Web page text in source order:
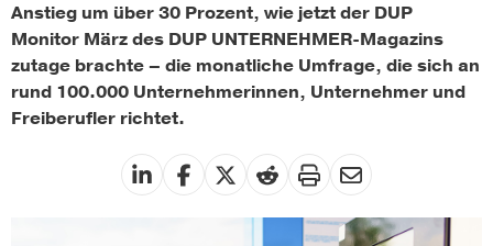
Anstieg um über 30 Prozent, wie jetzt der DUP
Monitor März des DUP UNTERNEHMER-Magazins
zutage brachte – die monatliche Umfrage, die sich an
rund 100.000 Unternehmerinnen, Unternehmer und
Freiberufler richtet.